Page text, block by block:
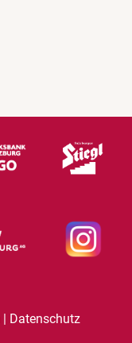
| Datenschutz